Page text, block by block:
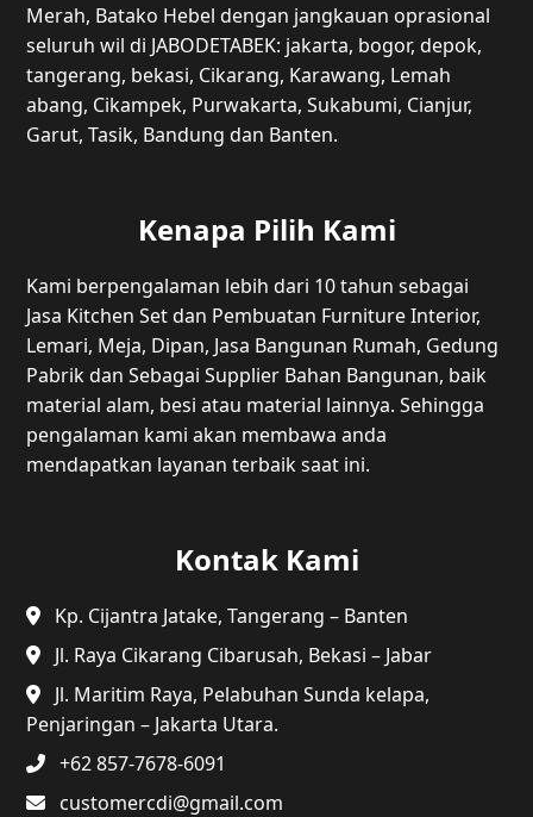
Merah, Batako Hebel dengan jangkauan oprasional
seluruh wil di JABODETABEK: jakarta, bogor, depok,
tangerang, bekasi, Cikarang, Karawang, Lemah
abang, Cikampek, Purwakarta, Sukabumi, Cianjur,
Garut, Tasik, Bandung dan Banten.
Kenapa Pilih Kami
Kami berpengalaman lebih dari 10 tahun sebagai
Jasa Kitchen Set dan Pembuatan Furniture Interior,
Lemari, Meja, Dipan, Jasa Bangunan Rumah, Gedung
Pabrik dan Sebagai Supplier Bahan Bangunan, baik
material alam, besi atau material lainnya. Sehingga
pengalaman kami akan membawa anda
mendapatkan layanan terbaik saat ini.
Kontak Kami
Kp. Cijantra Jatake, Tangerang – Banten
Jl. Raya Cikarang Cibarusah, Bekasi – Jabar
Jl. Maritim Raya, Pelabuhan Sunda kelapa,
Penjaringan – Jakarta Utara.
+62 857-7678-6091
customercdi@gmail.com